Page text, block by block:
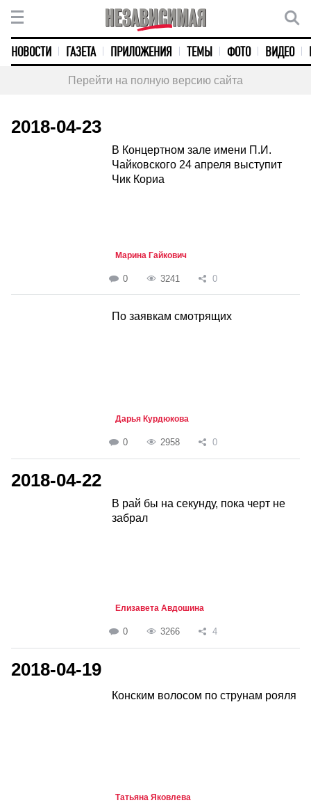
НОВОСТИ ГАЗЕТА ПРИЛОЖЕНИЯ ТЕМЫ ФОТО ВИДЕО
Перейти на полную версию сайта
2018-04-23
В Концертном зале имени П.И.
Чайковского 24 апреля выступит
Чик Кориа
Марина Гайкович
0 3241 0
По заявкам смотрящих
Дарья Курдюкова
0 2958 0
2018-04-22
В рай бы на секунду, пока черт не
забрал
Елизавета Авдошина
0 3266 4
2018-04-19
Конским волосом по струнам рояля
Татьяна Яковлева